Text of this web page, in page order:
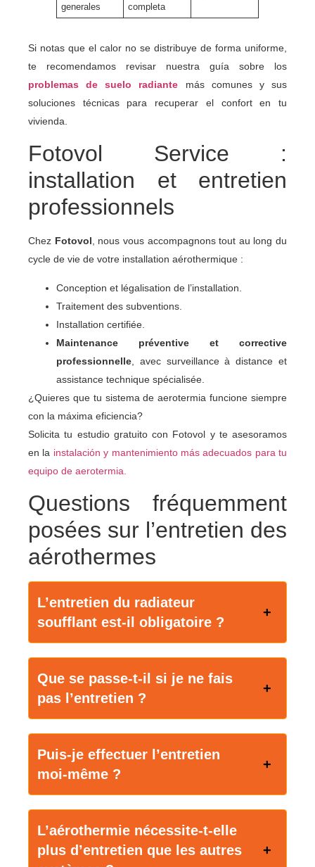
generales
completa
Si notas que el calor no se distribuye de forma uniforme,
te recomendamos revisar nuestra guía sobre los
problemas de suelo radiante más comunes y sus
soluciones técnicas para recuperar el confort en tu
vivienda.
Fotovol Service :
installation et entretien
professionnels
Chez Fotovol, nous vous accompagnons tout au long du
cycle de vie de votre installation aérothermique :
Conception et légalisation de l’installation.
Traitement des subventions.
Installation certifiée.
Maintenance préventive et corrective
professionnelle , avec surveillance à distance et
assistance technique spécialisée.
¿Quieres que tu sistema de aerotermia funcione siempre
con la máxima eficiencia?
Solicita tu estudio gratuito con Fotovol y te asesoramos
en la instalación y mantenimiento más adecuados para tu
equipo de aerotermia.
Questions fréquemment
posées sur l’entretien des
aérothermes
L’entretien du radiateur
soufflant est-il obligatoire ?
Que se passe-t-il si je ne fais
pas l’entretien ?
Puis-je effectuer l’entretien
moi-même ?
L’aérothermie nécessite-t-elle
plus d’entretien que les autres